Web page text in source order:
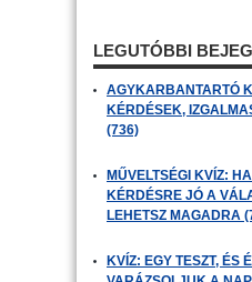
LEGUTÓBBI
AGYKARBANTARTÓ
KÉRDÉSEK,
(736)
MŰVELTSÉGI KVÍZ:
KÉRDÉSRE JÓ A
LEHETSZ MAGADRA
KVÍZ: EGY TESZT, ÉS